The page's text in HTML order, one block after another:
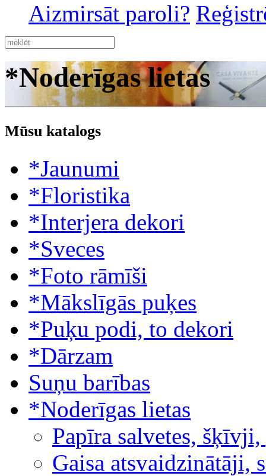
Aizmirsāt paroli?
*Noderīgas lietas
Mūsu katalogs
*Jaunumi
*Floristika
*Interjera dekori
*Sveces
*Foto rāmīši
*Mākslīgās puķes
*Puķu podi, to dekori
*Dārzam
Suņu barības
*Noderīgas lietas
Papīra salvetes,
Gaisa atsvaidzinātāji,